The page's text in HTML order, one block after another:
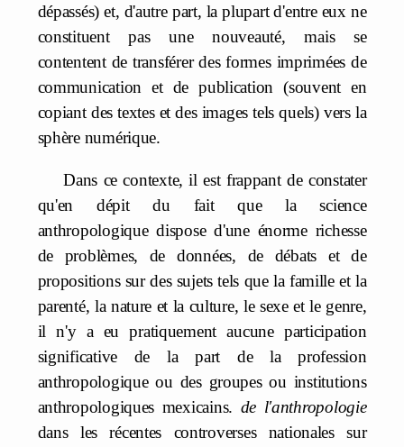
dépassés) et, d'autre part, la plupart d'entre eux ne
constituent pas une nouveauté, mais se
contentent de transférer des formes imprimées de
communication et de publication (souvent en
copiant des textes et des images tels quels) vers la
sphère numérique.
Dans ce contexte, il est frappant de constater
qu'en dépit du fait que la science
anthropologique dispose d'une énorme richesse
de problèmes, de données, de débats et de
propositions sur des sujets tels que la famille et la
parenté, la nature et la culture, le sexe et le genre,
il n'y a eu pratiquement aucune participation
significative de la part de la profession
anthropologique ou des groupes ou institutions
anthropologiques mexicains. de l'anthropologie
dans les récentes controverses nationales sur